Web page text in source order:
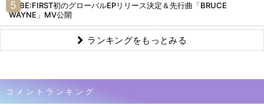
BE:FIRST初のグローバルEPリリース決定＆先行曲「BRUCE
WAYNE」MV公開
ランキングをもっとみる
コメントランキング